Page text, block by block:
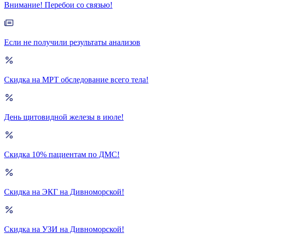
Внимание! Перебои со связью!
Если не получили результаты анализов
Скидка на МРТ обследование всего тела!
День щитовидной железы в июле!
Скидка 10% пациентам по ДМС!
Скидка на ЭКГ на Дивноморской!
Скидка на УЗИ на Дивноморской!